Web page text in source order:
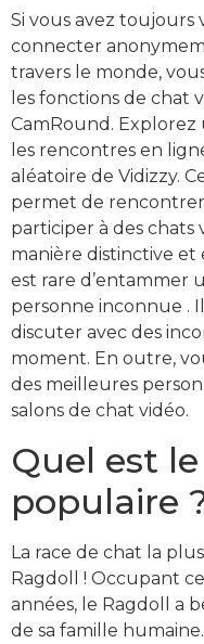
Si vous avez
connecter
travers le monde,
les fonctions de chat
CamRound.
les rencontres en
aléatoire de Vidizzy.
permet de
participer à des chats
manière distinctive et
est rare d’entammer
personne inconnue .
discuter avec des
moment. En outre,
des meilleures
salons de chat vidéo.
Quel est
populaire
La race de chat la
Ragdoll ! Occupant
années, le Ragdoll a
de sa famille